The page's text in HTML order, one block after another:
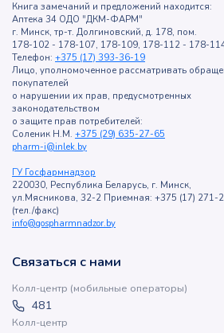
Книга замечаний и предложений находится:
Аптека 34 ОДО "ДКМ-ФАРМ"
г. Минск, тр-т. Долгиновский, д. 178, пом.
178-102 - 178-107, 178-109, 178-112 - 178-
Телефон: +375 (17) 393-36-19
Лицо, уполномоченное рассматривать
покупателей
о нарушении их прав, предусмотренных
законодательством
о защите прав потребителей:
Соленик Н.М. +375 (29) 635-27-65
pharm-i@inlek.by
ГУ Госфармнадзор
220030, Республика Беларусь, г. Минск,
ул.Мясникова, 32-2 Приемная: +375 (17) 271-
(тел./факс)
info@gospharmnadzor.by
Связаться с нами
Колл-центр (мобильные операторы)
481
Колл-центр